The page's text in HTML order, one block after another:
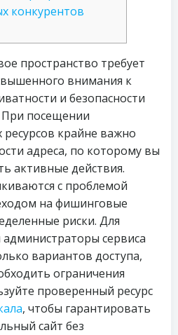
конкурентов
пространство требует
внимания к
и безопасности
При посещении
крайне важно
адреса, по которому вы
активные действия.
с проблемой
на фишинговые
риски. Для
сервиса
вариантов доступа,
ограничения
проверенный ресурс
, чтобы гарантировать
сайт без